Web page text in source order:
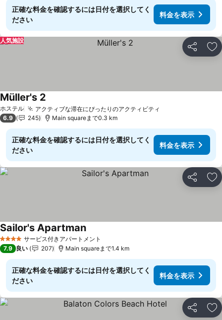
正確な料金を確認するには日付を選択してく
ださい
料金を表示
シェア お
人気施設
ホステル アクティブな滞在にぴったりのアクティビティ
Müller's 2
6.9 245 Main squareまで0.3 km
正確な料金を確認するには日付を選択してく
ださい
料金を表示
シェア お
4 ホテルのランクサービス付きアパートメント
Sailor's Apartman
7.9 良い 207 Main squareまで1.4 km
正確な料金を確認するには日付を選択してく
ださい
料金を表示
シェア お